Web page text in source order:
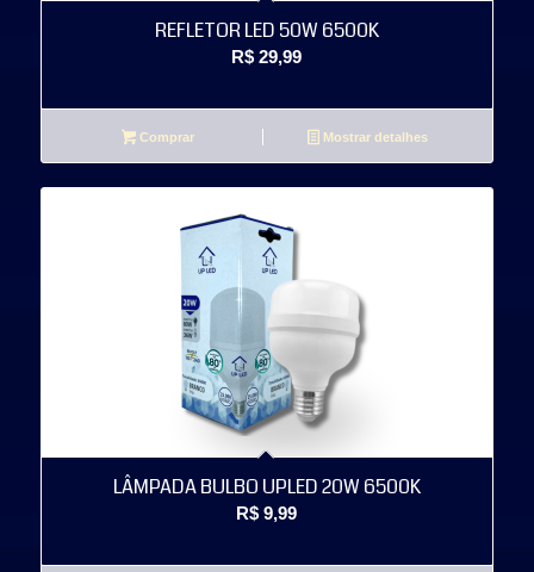
REFLETOR LED 50W 6500K
R$ 29,99
Comprar Mostrar detalhes
LÂMPADA BULBO UPLED 20W 6500K
R$ 9,99